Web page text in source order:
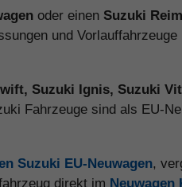
oder einen Suzuki
und
Suzuki Ignis, Suzuki
Fahrzeuge sind als EU-
Suzuki EU-Neuwagen,
direkt im